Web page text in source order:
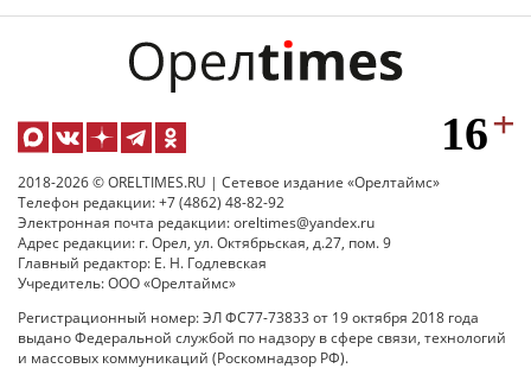
2018-2026 © ORELTIMES.RU | Сетевое издание «Орелтаймс»
Телефон редакции: +7 (4862) 48-82-92
Электронная почта редакции: oreltimes@yandex.ru
Адрес редакции: г. Орел, ул. Октябрьская, д.27, пом. 9
Главный редактор: Е. Н. Годлевская
Учредитель: ООО «Орелтаймс»
Регистрационный номер: ЭЛ ФС77-73833 от 19 октября 2018 года
выдано Федеральной службой по надзору в сфере связи, технологий
и массовых коммуникаций (Роскомнадзор РФ).